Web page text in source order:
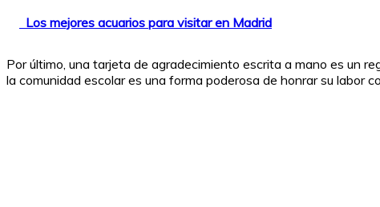
Los mejores acuarios para visitar en Madrid
Por último, una tarjeta de agradecimiento escrita a mano es un
la comunidad escolar es una forma poderosa de honrar su labor